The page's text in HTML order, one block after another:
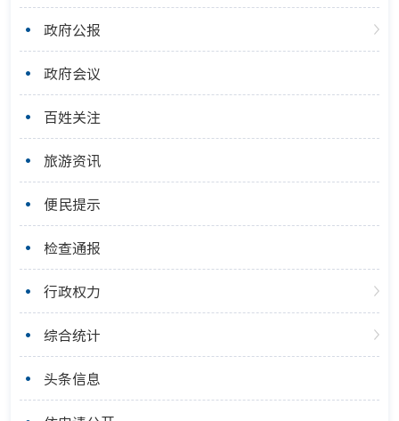
政府公报
政府会议
百姓关注
旅游资讯
便民提示
检查通报
行政权力
综合统计
头条信息